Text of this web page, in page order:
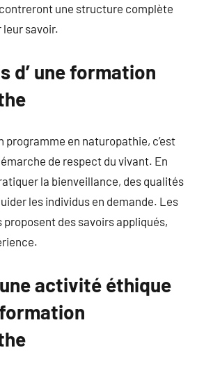
une structure complète
savoir.
d’ une formation
programme en naturopathie, c’est
de respect du vivant. En
la bienveillance, des qualités
les individus en demande. Les
proposent des savoirs appliqués,
activité éthique